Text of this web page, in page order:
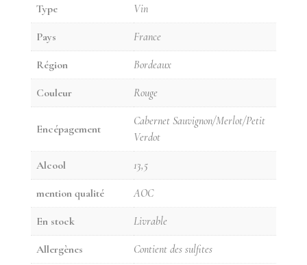
Type Vin
Pays France
Région Bordeaux
Couleur Rouge
Encépagement
Cabernet Sauvignon/Merlot/Petit
Verdot
Alcool 13,5
mention qualité AOC
En stock Livrable
Allergènes Contient des sulfites